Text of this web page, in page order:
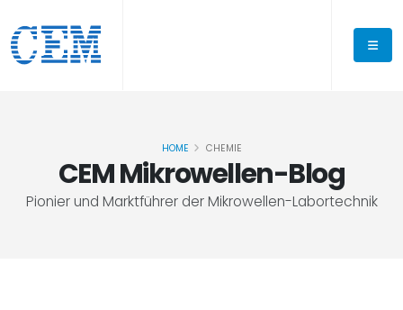
CEM Mikrowellen-Blog
Pionier und Marktführer der Mikrowellen-Labortechnik
HOME CHEMIE